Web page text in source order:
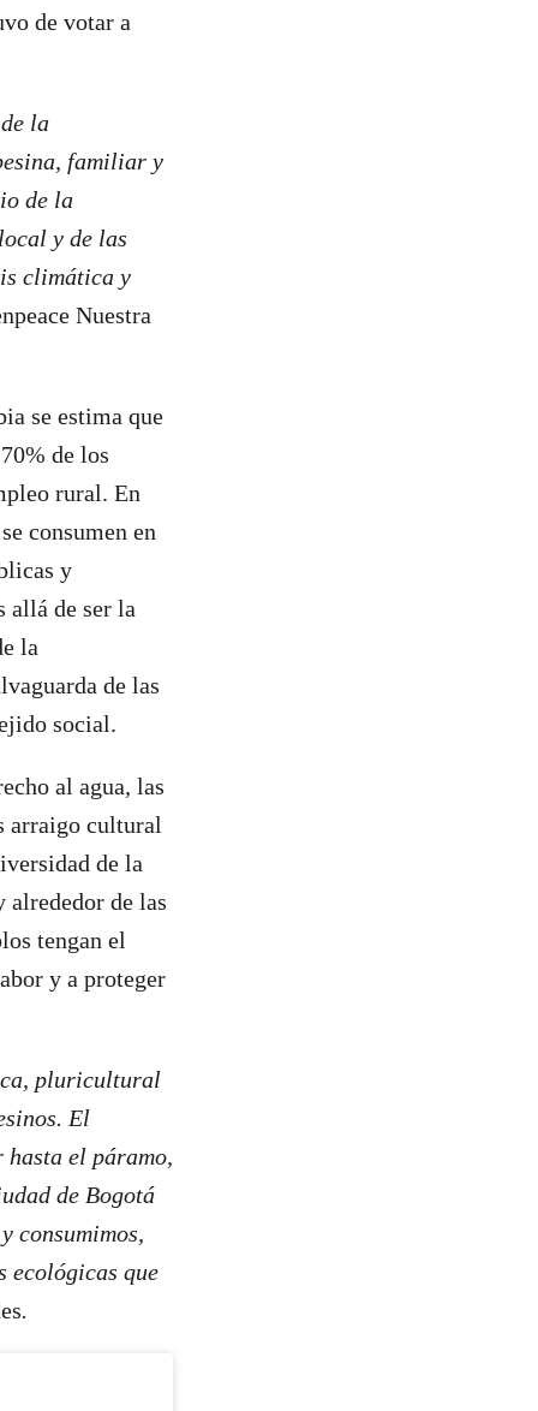
de votar a
la
familiar y
de la
y de las
climática y
Nuestra
se estima que
de los
rural. En
consumen en
y
allá de ser la
la
de las
social.
al agua, las
arraigo cultural
de la
de las
tengan el
y a proteger
pluricultural
El
el páramo,
de Bogotá
consumimos,
ecológicas que
.